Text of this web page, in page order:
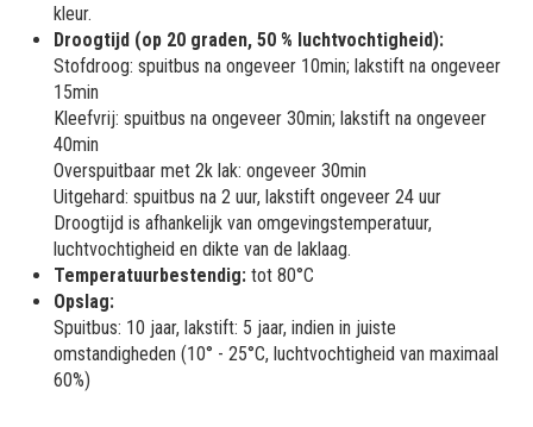
kleur.
Droogtijd (op 20 graden, 50 % luchtvochtigheid):
Stofdroog: spuitbus na ongeveer 10min; lakstift na ongeveer
15min
Kleefvrij: spuitbus na ongeveer 30min; lakstift na ongeveer
40min
Overspuitbaar met 2k lak: ongeveer 30min
Uitgehard: spuitbus na 2 uur, lakstift ongeveer 24 uur
Droogtijd is afhankelijk van omgevingstemperatuur,
luchtvochtigheid en dikte van de laklaag.
Temperatuurbestendig: tot 80°C
Opslag:
Spuitbus: 10 jaar, lakstift: 5 jaar, indien in juiste
omstandigheden (10° - 25°C, luchtvochtigheid van maximaal
60%)